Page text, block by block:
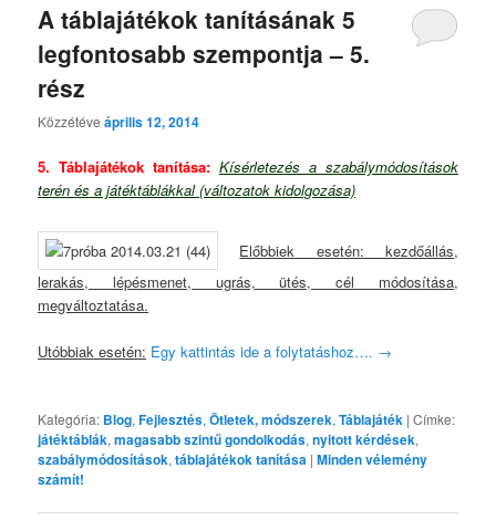
A táblajátékok tanításának 5
legfontosabb szempontja – 5.
rész
Közzétéveáprilis 12, 2014
5. Táblajátékok tanítása: Kísérletezés a szabálymódosítások
terén és a játéktáblákkal (változatok kidolgozása)
Előbbiek esetén: kezdőállás,
lerakás, lépésmenet, ugrás, ütés, cél módosítása,
megváltoztatása.
Utóbbiak esetén: Egy kattintás ide a folytatáshoz…. →
Kategória: Blog,Fejlesztés,Ötletek, módszerek,Táblajáték |Címke:
játéktáblák,magasabb szintű gondolkodás,nyitott kérdések,
szabálymódosítások,táblajátékok tanítása |Minden vélemény
számít!